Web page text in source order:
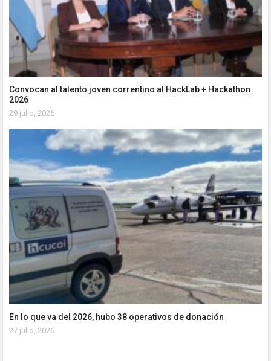
Convocan al talento joven correntino al HackLab + Hackathon
2026
29 julio, 2026
En lo que va del 2026, hubo 38 operativos de donación
27 julio, 2026